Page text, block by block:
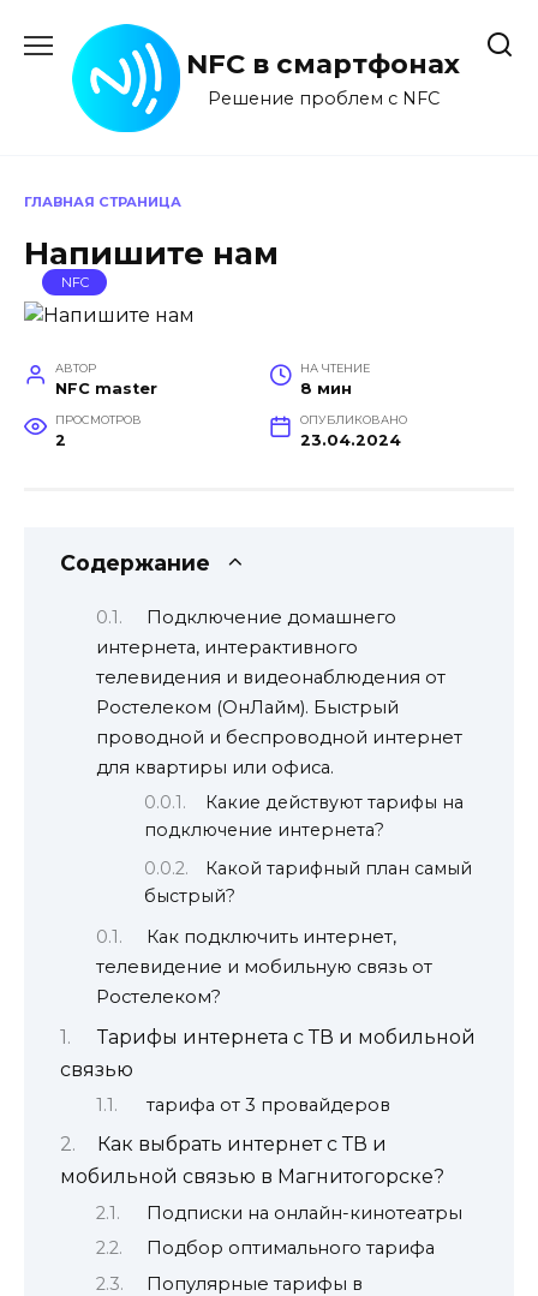
содержанию
NFC в смартфонах
Решение проблем с NFC
ГЛАВНАЯ СТРАНИЦА
Напишите нам
NFC
АВТОР
NFC master
НА ЧТЕНИЕ
8 мин
ПРОСМОТРОВ
2
ОПУБЛИКОВАНО
23.04.2024
Содержание
Подключение домашнего
интернета, интерактивного
телевидения и видеонаблюдения от
Ростелеком (ОнЛайм). Быстрый
проводной и беспроводной интернет
для квартиры или офиса.
Какие действуют тарифы на
подключение интернета?
Какой тарифный план самый
быстрый?
Как подключить интернет,
телевидение и мобильную связь от
Ростелеком?
Тарифы интернета с ТВ и мобильной
связью
тарифа от 3 провайдеров
Как выбрать интернет с ТВ и
мобильной связью в Магнитогорске?
Подписки на онлайн-кинотеатры
Подбор оптимального тарифа
Популярные тарифы в